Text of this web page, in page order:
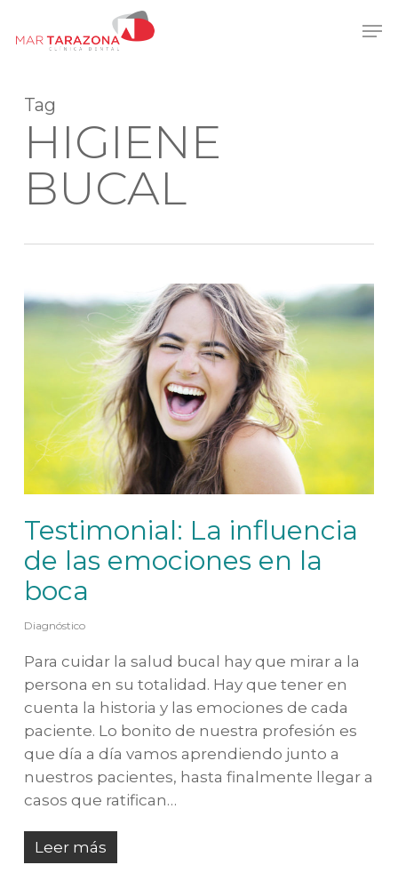
Tag
HIGIENE
BUCAL
Testimonial: La influencia
de las emociones en la
boca
Diagnóstico
Para cuidar la salud bucal hay que mirar a la
persona en su totalidad. Hay que tener en
cuenta la historia y las emociones de cada
paciente. Lo bonito de nuestra profesión es
que día a día vamos aprendiendo junto a
nuestros pacientes, hasta finalmente llegar a
casos que ratifican…
Leer más